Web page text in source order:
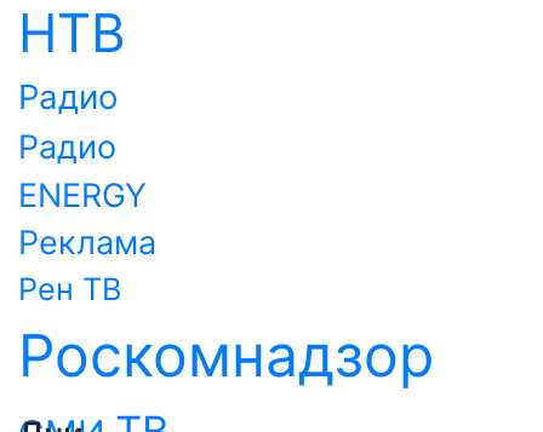
НТВ
Радио
Радио
ENERGY
Реклама
Рен ТВ
Роскомнадзор